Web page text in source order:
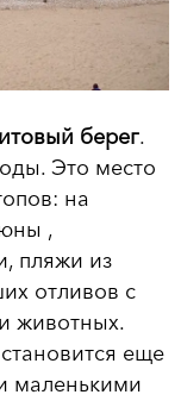
берег.
Это место
на
,
пляжи из
отливов с
животных.
еще
маленькими